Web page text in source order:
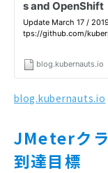
blog.kubernauts.io
JMeterクラ
到達目標